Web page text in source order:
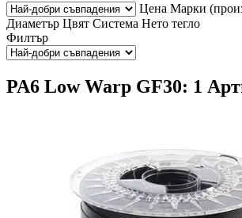
Цена Марки
Диаметър Цвят Система Нето тегло
Филтър
PA6 Low Warp GF30: 1